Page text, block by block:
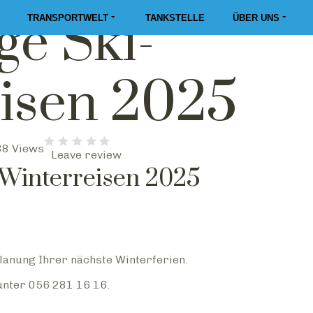
TRANSPORTWELT TANKSTELLE ÜBER UNS
Ski-
2025
Views Leave review
2025
Ihrer nächste Winterferien.
056 281 16 16.